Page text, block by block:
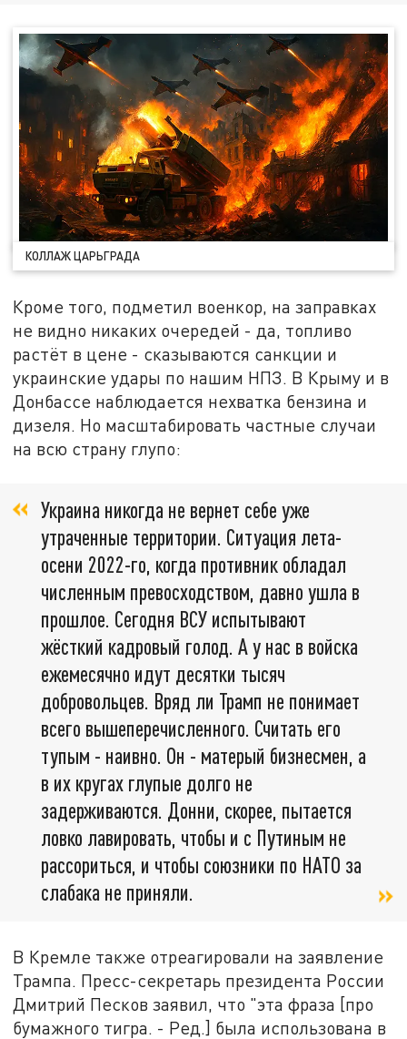
КОЛЛАЖ ЦАРЬГРАДА
Кроме того, подметил военкор, на заправках
не видно никаких очередей - да, топливо
растёт в цене - сказываются санкции и
украинские удары по нашим НПЗ. В Крыму и в
Донбассе наблюдается нехватка бензина и
дизеля. Но масштабировать частные случаи
на всю страну глупо:
Украина никогда не вернет себе уже
утраченные территории. Ситуация лета-
осени 2022-го, когда противник обладал
численным превосходством, давно ушла в
прошлое. Сегодня ВСУ испытывают
жёсткий кадровый голод. А у нас в войска
ежемесячно идут десятки тысяч
добровольцев. Вряд ли Трамп не понимает
всего вышеперечисленного. Считать его
тупым - наивно. Он - матерый бизнесмен, а
в их кругах глупые долго не
задерживаются. Донни, скорее, пытается
ловко лавировать, чтобы и с Путиным не
рассориться, и чтобы союзники по НАТО за
слабака не приняли.
В Кремле также отреагировали на заявление
Трампа. Пресс-секретарь президента России
Дмитрий Песков заявил, что "эта фраза [про
бумажного тигра. - Ред.] была использована в